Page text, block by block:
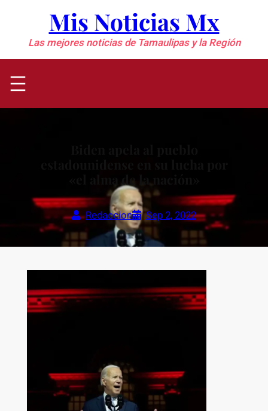
contenido
Mis Noticias Mx
Las mejores noticias de Tamaulipas y la Región
«el alma de la nación»
Redaccion Sep 2, 2022